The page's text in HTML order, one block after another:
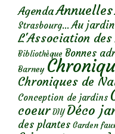
AgendaAnnuelles
Strasbourg... Au
L'Association
Bibliothèque Bonnes
Barney
Chroniques de
Conception de jardins
coeur DIY Déco
des plantes Garden